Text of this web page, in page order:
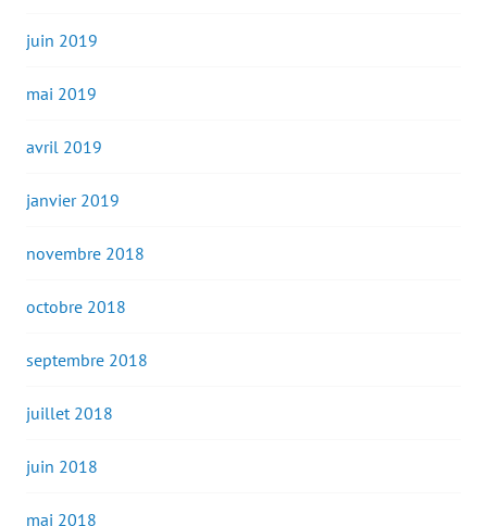
juin 2019
mai 2019
avril 2019
janvier 2019
novembre 2018
octobre 2018
septembre 2018
juillet 2018
juin 2018
mai 2018